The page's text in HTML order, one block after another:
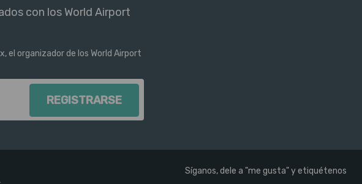
con los World Airport
el organizador de los World Airport
correo electrónico
Síganos, dele a "me gusta" y etiquétenos